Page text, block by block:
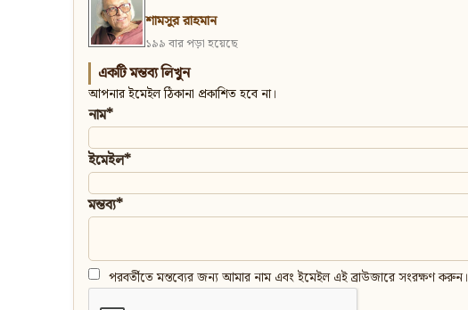
শামসুর রাহমান
১৯৯ বার পড়া হয়েছে
একটি মন্তব্য লিখুন
আপনার ইমেইল ঠিকানা প্রকাশিত হবে না।
নাম*
ইমেইল*
মন্তব্য*
পরবর্তীতে মন্তব্যের জন্য আমার নাম এবং ইমেইল এই ব্রাউজারে সংরক্ষণ করুন।